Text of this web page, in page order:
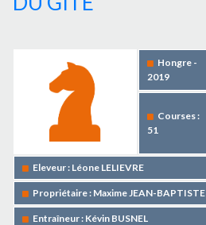
Hongre -
2019
Courses :
51
Eleveur : Léone LELIEVRE
Propriétaire : Maxime JEAN-BAPTISTE
Entraîneur : Kévin BUSNEL